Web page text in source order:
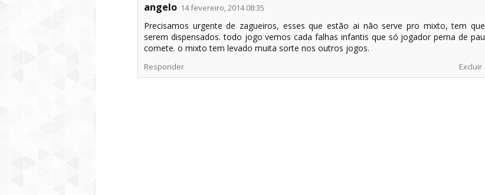
angelo 14 fevereiro, 2014 08:35
Precisamos urgente de zagueiros, esses que estão ai não serve pro mixto, tem que
serem dispensados. todo jogo vemos cada falhas infantis que só jogador perna de pau
comete. o mixto tem levado muita sorte nos outros jogos.
Responder Excluir